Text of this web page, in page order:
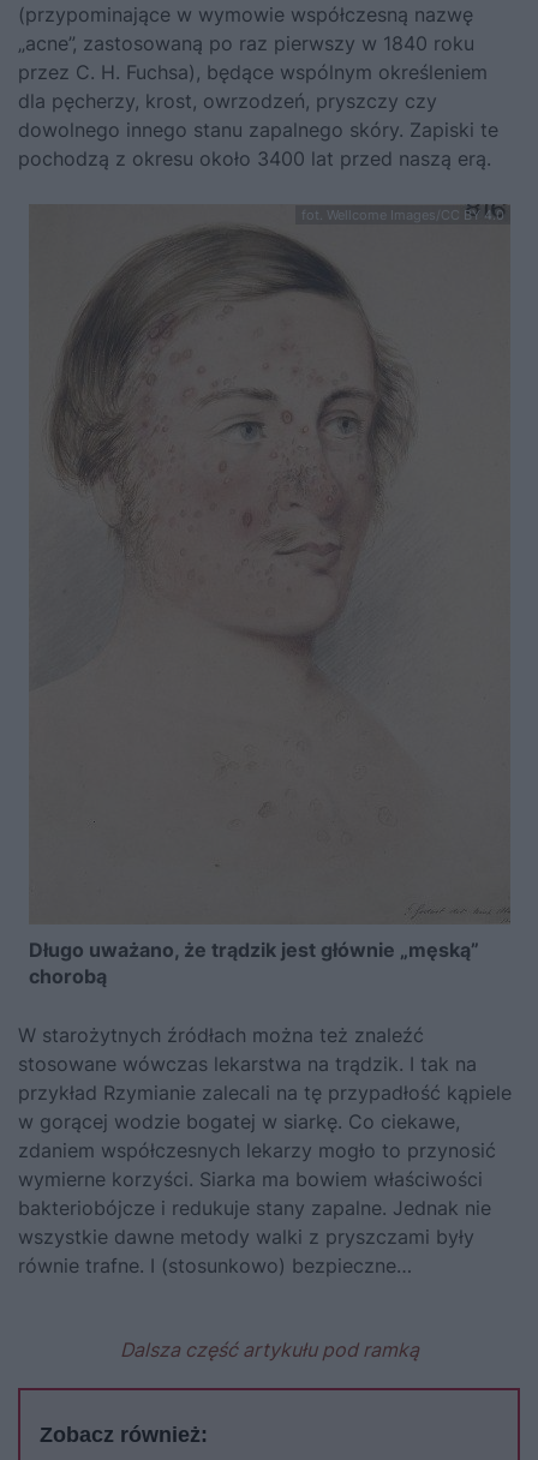
(przypominające w wymowie współczesną nazwę
„acne”, zastosowaną po raz pierwszy w 1840 roku
przez C. H. Fuchsa), będące wspólnym określeniem
dla pęcherzy, krost, owrzodzeń, pryszczy czy
dowolnego innego stanu zapalnego skóry. Zapiski te
pochodzą z okresu około 3400 lat przed naszą erą.
fot. Wellcome Images/CC BY 4.0
Długo uważano, że trądzik jest głównie „męską”
chorobą
W starożytnych źródłach można też znaleźć
stosowane wówczas lekarstwa na trądzik. I tak na
przykład Rzymianie zalecali na tę przypadłość kąpiele
w gorącej wodzie bogatej w siarkę. Co ciekawe,
zdaniem współczesnych lekarzy mogło to przynosić
wymierne korzyści. Siarka ma bowiem właściwości
bakteriobójcze i redukuje stany zapalne. Jednak nie
wszystkie dawne metody walki z pryszczami były
równie trafne. I (stosunkowo) bezpieczne…
Dalsza część artykułu pod ramką
Zobacz również: